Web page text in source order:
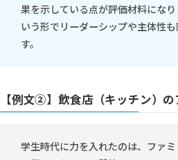
果を示している点が評価材料にな
いう形でリーダーシップや主体性
す。
【例文②】飲食店（キッチン）
学生時代に力を入れたのは、ファ